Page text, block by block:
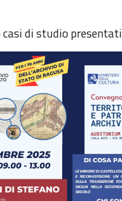
di studio presentati